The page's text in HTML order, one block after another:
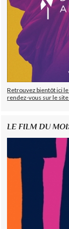
Retrouvez bientôt ici
rendez-vous sur le
LE FILM DU